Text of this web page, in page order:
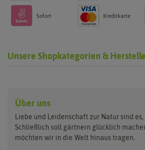
Sofort Kreditkarte
Unsere Shopkategorien &
Anzuchtschalen
Beleuchtung
Benary
Buzzy Seeds
Clever Pots
Über uns
Liebe und Leidenschaft zur Natur sind
Schließlich soll gärtnern glücklich
möchten wir in die Welt hinaus tragen.